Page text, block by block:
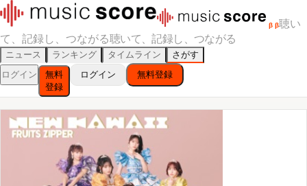
β β聴い
て、記録し、つながる聴いて、記録し、つながる
ニュース ランキング タイムライン
さがす
ログイン
無料
登録
ログイン 無料登録
NEW KAWAII